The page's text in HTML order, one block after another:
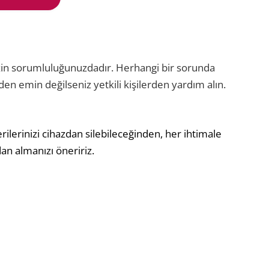
sorumluluğunuzdadır. Herhangi bir sorunda
emin değilseniz yetkili kişilerden yardım alın.
cihazdan silebileceğinden, her ihtimale
almanızı öneririz.